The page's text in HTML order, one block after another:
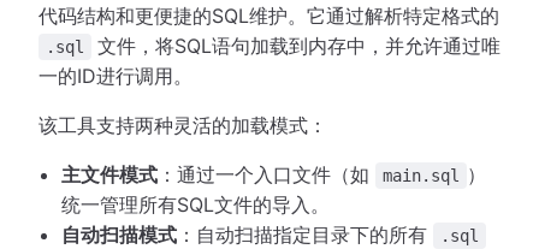
代码结构和更便捷的SQL维护。它通过解析特定格式的
.sql
文件，将SQL语句加载到内存中，并允许通过唯
一的ID进行调用。
该工具支持两种灵活的加载模式：
主文件模式 ：通过一个入口文件（如 main.sql ）
统一管理所有SQL文件的导入。
自动扫描模式 ：自动扫描指定目录下的所有 .sql